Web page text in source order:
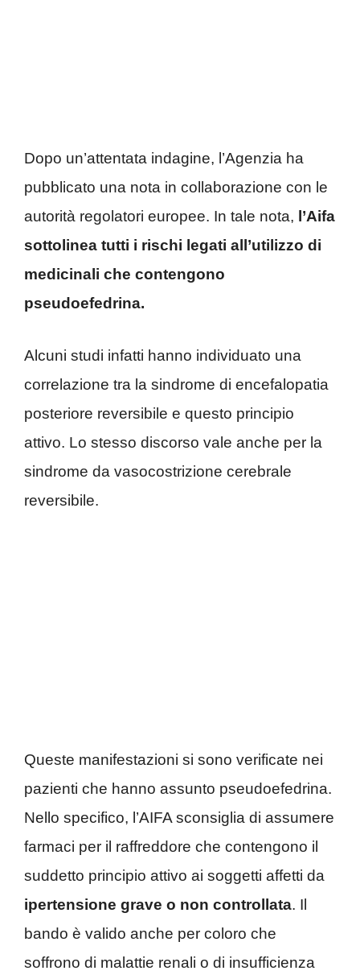
Dopo un’attentata indagine, l’Agenzia ha
pubblicato una nota in collaborazione con le
autorità regolatori europee. In tale nota, l’Aifa
sottolinea tutti i rischi legati all’utilizzo di
medicinali che contengono
pseudoefedrina.
Alcuni studi infatti hanno individuato una
correlazione tra la sindrome di encefalopatia
posteriore reversibile e questo principio
attivo. Lo stesso discorso vale anche per la
sindrome da vasocostrizione cerebrale
reversibile.
Queste manifestazioni si sono verificate nei
pazienti che hanno assunto pseudoefedrina.
Nello specifico, l’AIFA sconsiglia di assumere
farmaci per il raffreddore che contengono il
suddetto principio attivo ai soggetti affetti da
ipertensione grave o non controllata. Il
bando è valido anche per coloro che
soffrono di malattie renali o di insufficienza